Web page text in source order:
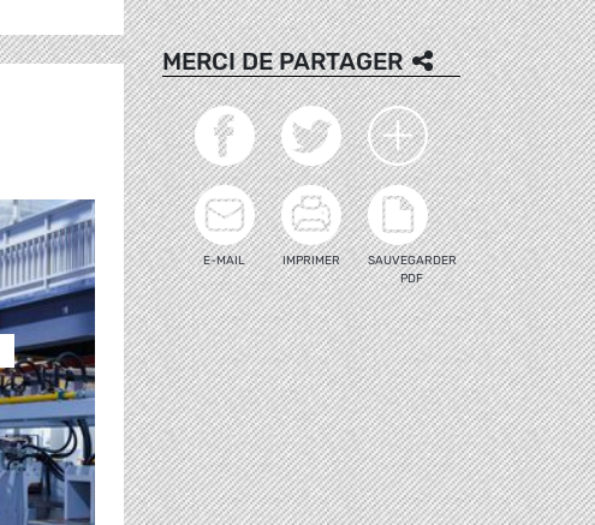
MERCI DE PARTAGER
E-MAIL IMPRIMER
SAUVEGARDER
PDF